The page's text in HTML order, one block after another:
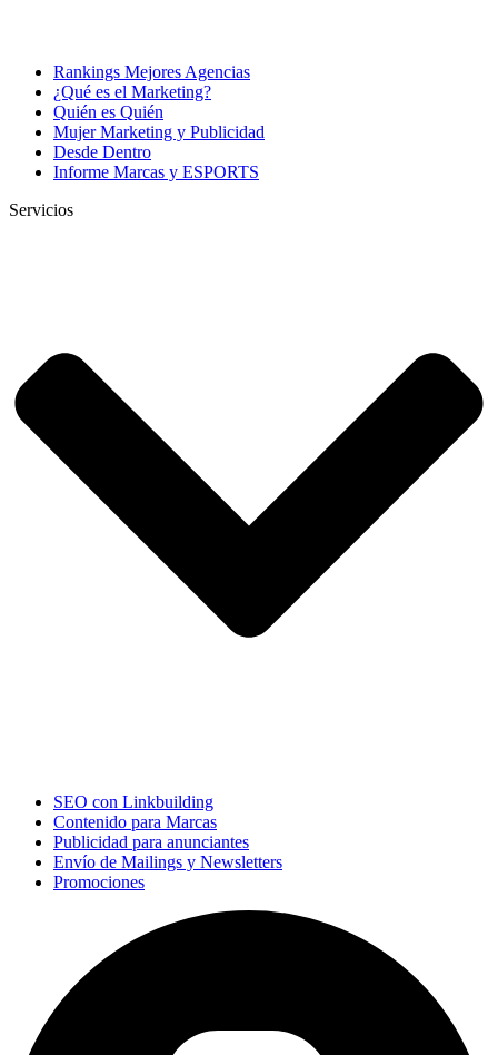
Rankings Mejores Agencias
¿Qué es el Marketing?
Quién es Quién
Mujer Marketing y Publicidad
Desde Dentro
Informe Marcas y ESPORTS
Servicios
SEO con Linkbuilding
Contenido para Marcas
Publicidad para anunciantes
Envío de Mailings y Newsletters
Promociones